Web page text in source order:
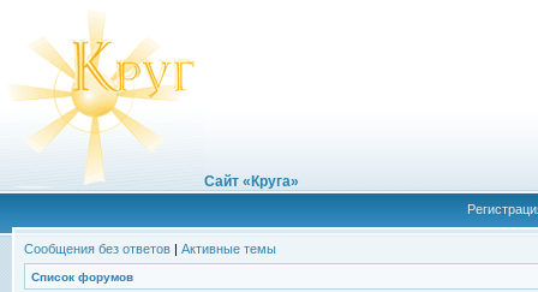
Сайт «Круга»
Сообщения без ответов | Активные темы
Список форумов